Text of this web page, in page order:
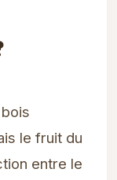
le fruit du
entre le